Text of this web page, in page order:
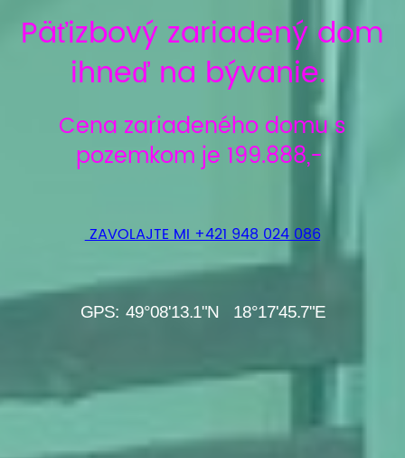
Päťizbový zariadený dom
ihneď na bývanie.
Cena zariadeného domu s
pozemkom je 199.888,-
ZAVOLAJTE MI +421 948 024 086
GPS: 49°08'13.1"N 18°17'45.7"E